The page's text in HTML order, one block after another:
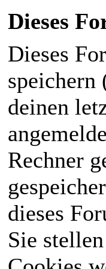
Dieses
Dieses
speichern
deinen
Rechner
dieses
Sie